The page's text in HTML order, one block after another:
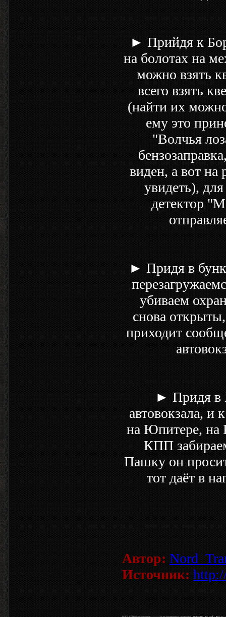
► Прийдя к
на болотах на
можно взять
всего взять
(найти их
ему это
"Волчья
виден, а вот на
увидеть),
детектор
► Придя в
убиваем
снова
приходит
► Придя в
автовокзала,
на Юпитере,
КПП
Пашку он
тот даёт в
Автор:
Источник: